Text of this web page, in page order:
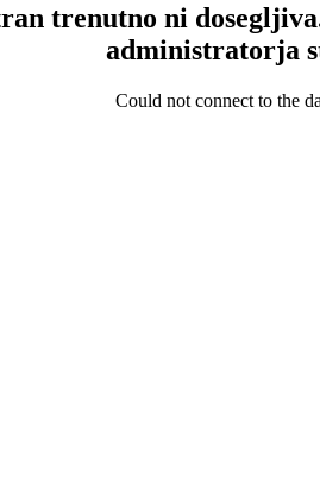
trenutno ni
administratorja
Could not connect to the